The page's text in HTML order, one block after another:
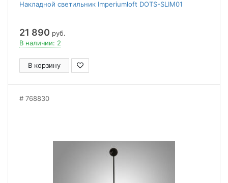
Накладной светильник Imperiumloft DOTS-SLIM01
21 890 руб.
В наличии: 2
В корзину
768830